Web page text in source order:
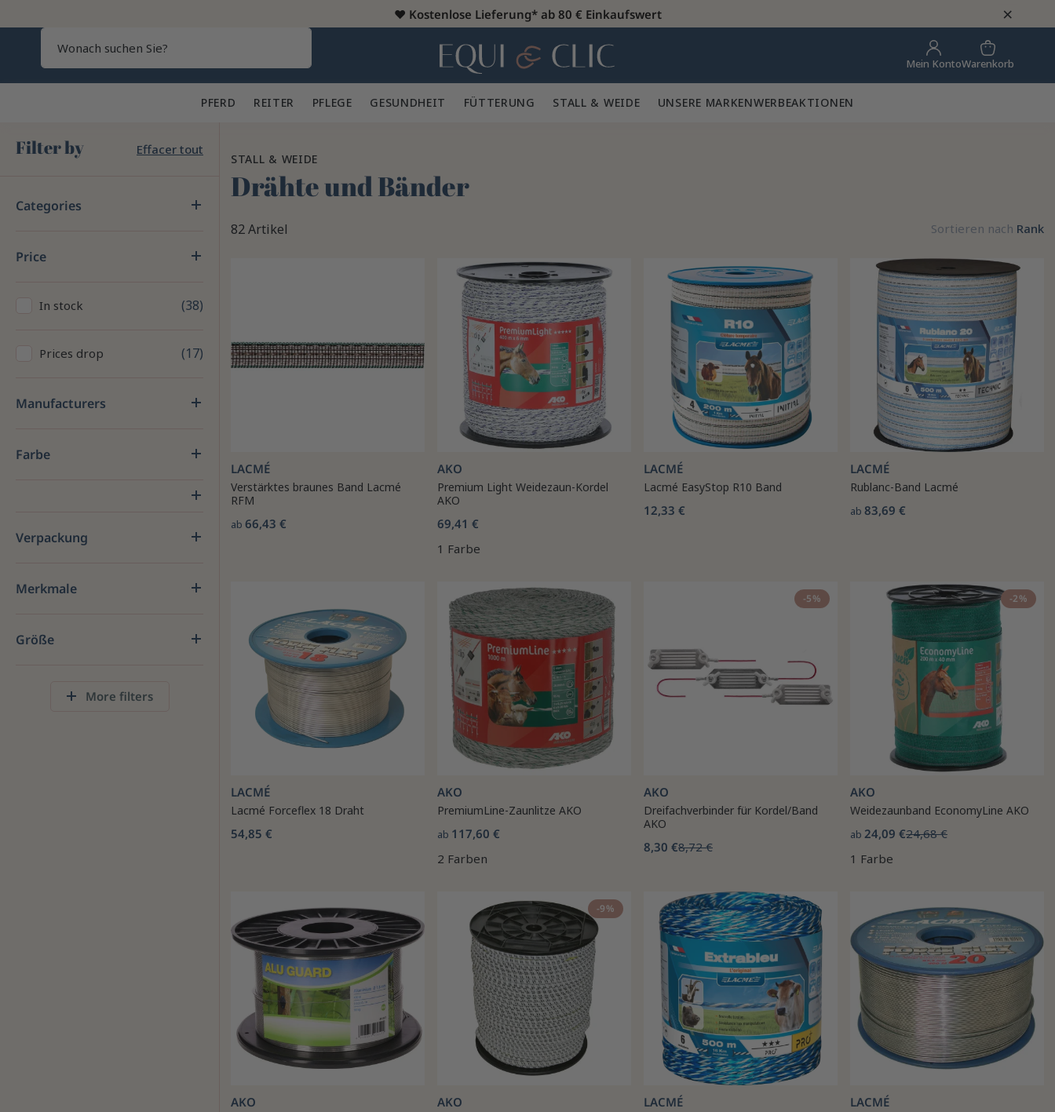
♥️ Kostenlose Lieferung* ab 80 € Einkaufswert ×
Heim Mein KontoWarenkorb
PFERD 🐎 REITER 👕 PFLEGE 🪮 GESUNDHEIT ✨ FÜTTERUNG 🥕 STALL & WEIDE 🍃 UNSERE MARKENWERBEAKTIONEN
Filter by Effacer tout
Categories
Price
In stock 38
Prices drop 17
Manufacturers
Farbe
Verpackung
Merkmale
Größe
More filters
STALL & WEIDE
Drähte und Bänder
82 Artikel Sortieren nach Rank
LACMÉ
Verstärktes braunes Band Lacmé
RFM
ab 66,43 €
AKO
Premium Light Weidezaun-Kordel
AKO
69,41 €
1 Farbe
LACMÉ
Lacmé EasyStop R10 Band
12,33 €
LACMÉ
Rublanc-Band Lacmé
ab 83,69 €
LACMÉ
Lacmé Forceflex 18 Draht
54,85 €
AKO
PremiumLine-Zaunlitze AKO
ab 117,60 €
2 Farben
-5%
AKO
Dreifachverbinder für Kordel/Band
AKO
8,30 €8,72 €
-2%
AKO
Weidezaunband EconomyLine AKO
ab 24,09 €24,68 €
1 Farbe
AKO
-9%
AKO LACMÉ LACMÉ